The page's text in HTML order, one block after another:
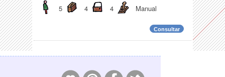
5
4 4 Manual
Consultar